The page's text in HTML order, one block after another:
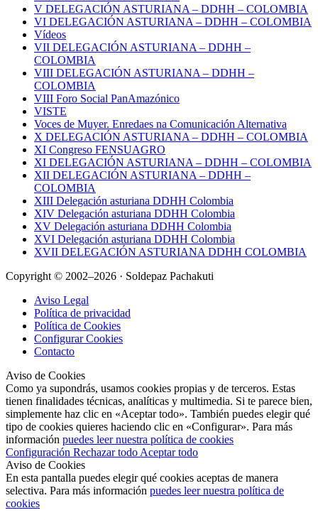
V DELEGACIÓN ASTURIANA – DDHH – COLOMBIA
VI DELEGACIÓN ASTURIANA – DDHH – COLOMBIA
Vídeos
VII DELEGACIÓN ASTURIANA – DDHH –
COLOMBIA
VIII DELEGACIÓN ASTURIANA – DDHH –
COLOMBIA
VIII Foro Social PanAmazónico
VISTE
Voces de Muyer. Enredaes na Comunicación Alternativa
X DELEGACIÓN ASTURIANA – DDHH – COLOMBIA
XI Congreso FENSUAGRO
XI DELEGACIÓN ASTURIANA – DDHH – COLOMBIA
XII DELEGACIÓN ASTURIANA – DDHH –
COLOMBIA
XIII Delegación asturiana DDHH Colombia
XIV Delegación asturiana DDHH Colombia
XV Delegación asturiana DDHH Colombia
XVI Delegación asturiana DDHH Colombia
XVII DELEGACIÓN ASTURIANA DDHH COLOMBIA
Copyright © 2002–2026 · Soldepaz Pachakuti
Aviso Legal
Política de privacidad
Política de Cookies
Configurar Cookies
Contacto
Aviso de Cookies
Como ya supondrás, usamos cookies propias y de terceros. Estas
tienen finalidades técnicas, analíticas y multimedia. Si te parece bien,
simplemente haz clic en «Aceptar todo». También puedes elegir qué
tipo de cookies quieres haciendo clic en «Configurar». Para más
información puedes leer nuestra política de cookies
Configuración Rechazar todo Aceptar todo
Aviso de Cookies
En esta pantalla puedes elegir qué cookies aceptas de manera
selectiva. Para más información puedes leer nuestra política de
cookies